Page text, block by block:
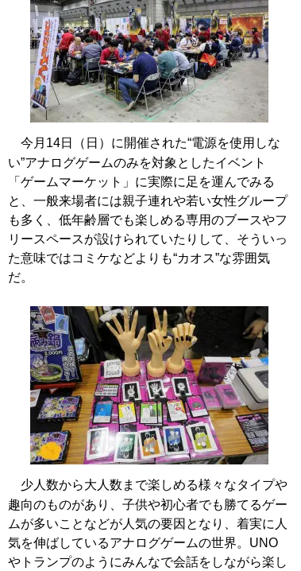
今月14日（日）に開催された“電源を使用しな
い”アナログゲームのみを対象としたイベント
「ゲームマーケット」に実際に足を運んでみる
と、一般来場者には親子連れや若い女性グループ
も多く、低年齢層でも楽しめる専用のブースやフ
リースペースが設けられていたりして、そういっ
た意味ではコミケなどよりも“カオス”な雰囲気
だ。
少人数から大人数まで楽しめる様々なタイプや
趣向のものがあり、子供や初心者でも勝てるゲー
ムが多いことなどが人気の要因となり、着実に人
気を伸ばしているアナログゲームの世界。UNO
やトランプのようにみんなで会話をしながら楽し